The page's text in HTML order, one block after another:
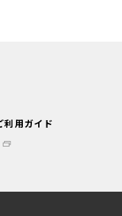
利用ガイド